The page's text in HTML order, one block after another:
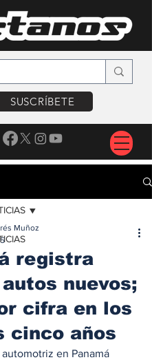
SUSCRÍBETE
registra
nuevos;
cifra en los
cinco años
Muñoz
en Panamá